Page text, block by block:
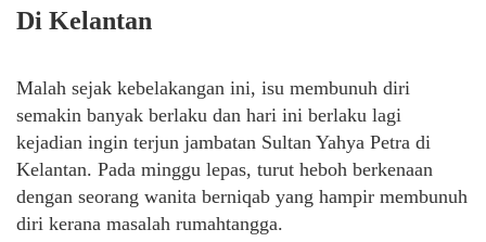
Di Kelantan
Malah sejak kebelakangan ini, isu membunuh diri
semakin banyak berlaku dan hari ini berlaku lagi
kejadian ingin terjun jambatan Sultan Yahya Petra di
Kelantan. Pada minggu lepas, turut heboh berkenaan
dengan seorang wanita berniqab yang hampir membunuh
diri kerana masalah rumahtangga.